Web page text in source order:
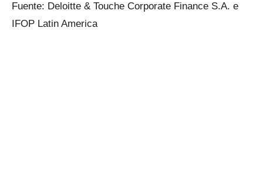
Fuente: Deloitte & Touche Corporate Finance S.A. e
IFOP Latin America